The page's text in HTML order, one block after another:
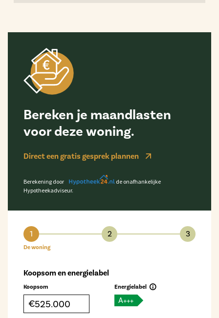
Bereken je maandlasten
voor deze woning.
Direct een gratis gesprek plannen
Berekening door
de onafhankelijke
Hypotheekadviseur.
1
De woning
2 3
Koopsom en energielabel
Koopsom
€
Energielabel
A+++